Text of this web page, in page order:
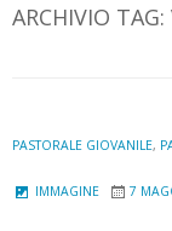
ARCHIVIO TAG:
PASTORALE GIOVANILE,
IMMAGINE 7